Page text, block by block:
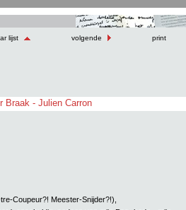
lijst volgende print
Braak - Julien Carron
Coupeur?! Meester-Snijder?!),